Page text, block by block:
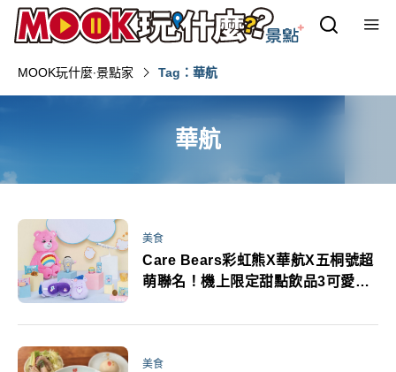
MOOK玩什麼‧景點家 Tag：華航
華航
美食
Care Bears彩虹熊X華航X五桐號超
萌聯名！機上限定甜點飲品3可愛周
美食